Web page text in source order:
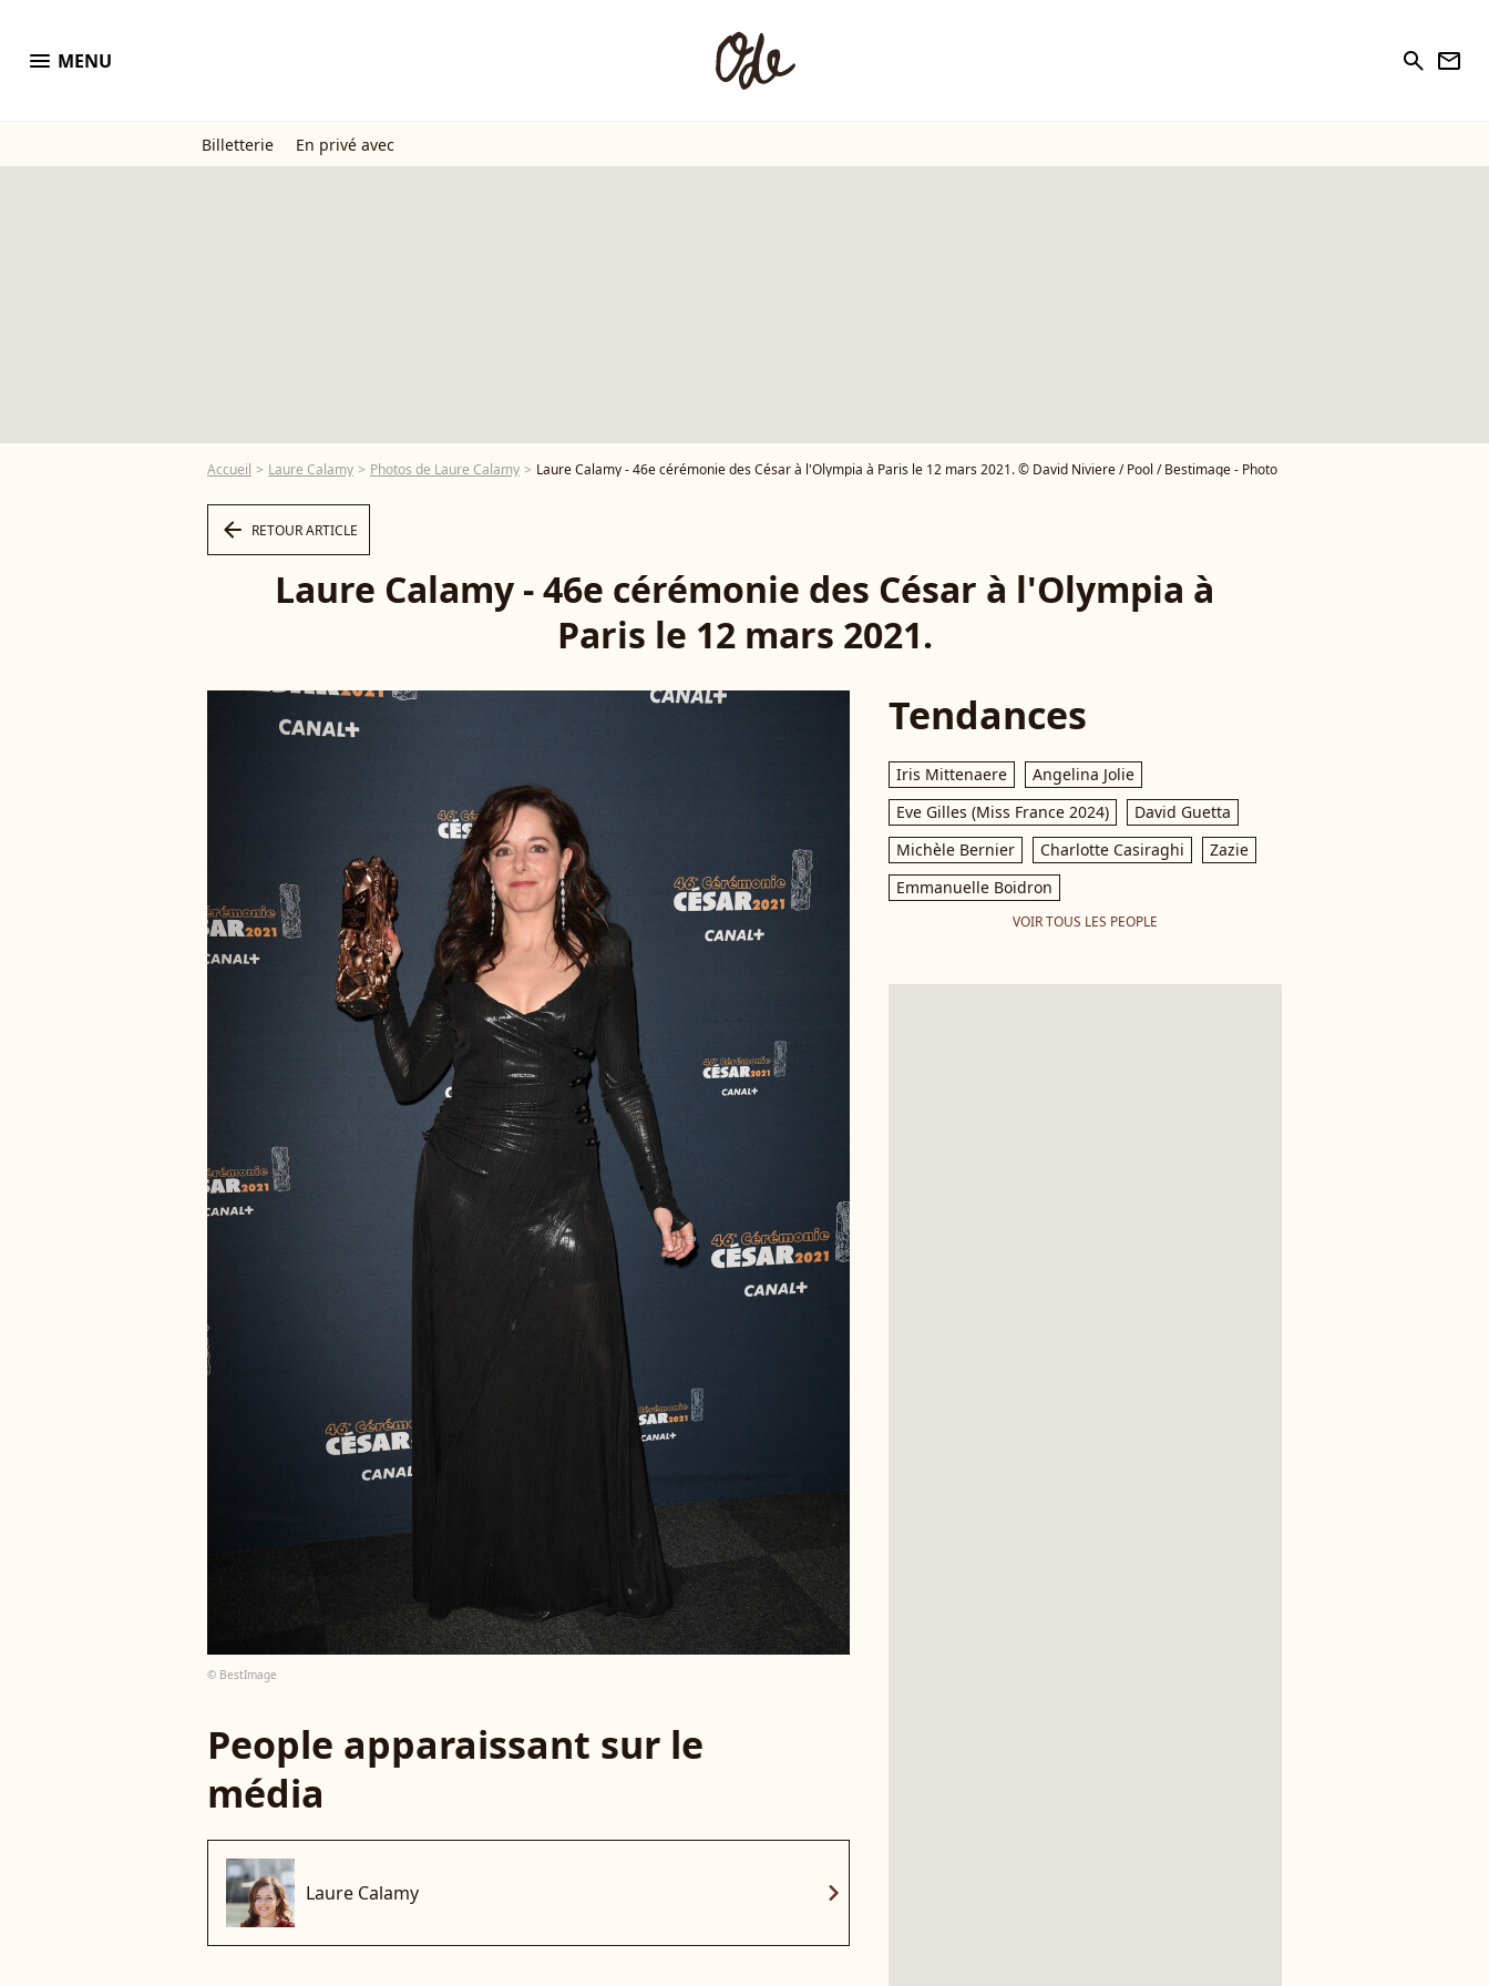
menu MENU search newsletter
Billetterie En privé avec
Accueil Laure Calamy Photos de Laure Calamy Laure Calamy - 46e cérémonie des César à l'Olympia à Paris le 12 mars 2021. © David Niviere / Pool / Bestimage - Photo
arrow_left RETOUR ARTICLE
Laure Calamy - 46e cérémonie des César à l'Olympia à
Paris le 12 mars 2021.
© BestImage
People apparaissant sur le
média
Laure Calamy chevron_right
Tendances
Iris Mittenaere
Angelina Jolie
Eve Gilles (Miss France 2024)
David Guetta
Michèle Bernier
Charlotte Casiraghi
Zazie
Emmanuelle Boidron
VOIR TOUS LES PEOPLE